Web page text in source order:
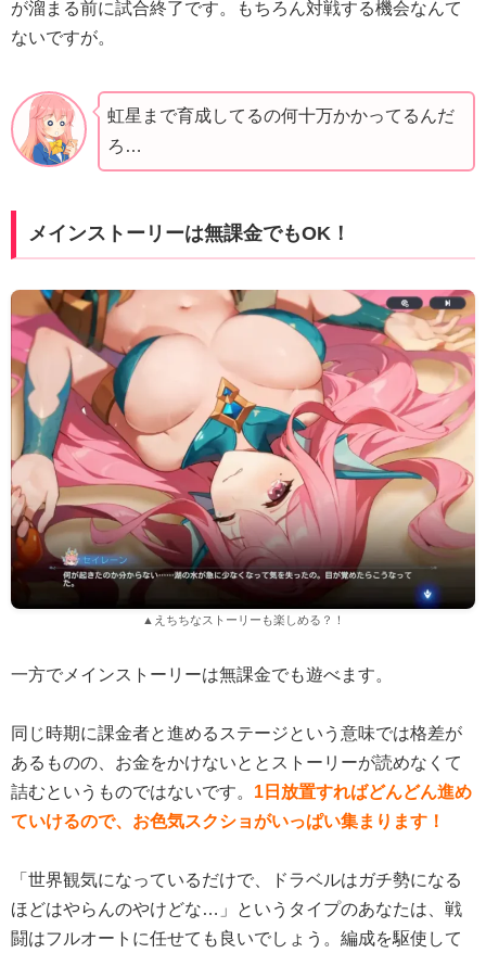
が溜まる前に試合終了です。もちろん対戦する機会なんて
ないですが。
虹星まで育成してるの何十万かかってるんだ
ろ…
メインストーリーは無課金でもOK！
▲えちちなストーリーも楽しめる？！
一方でメインストーリーは無課金でも遊べます。
同じ時期に課金者と進めるステージという意味では格差が
あるものの、お金をかけないととストーリーが読めなくて
詰むというものではないです。 1日放置すればどんどん進め
ていけるので、お色気スクショがいっぱい集まります！
「世界観気になっているだけで、ドラベルはガチ勢になる
ほどはやらんのやけどな…」というタイプのあなたは、戦
闘はフルオートに任せても良いでしょう。編成を駆使して